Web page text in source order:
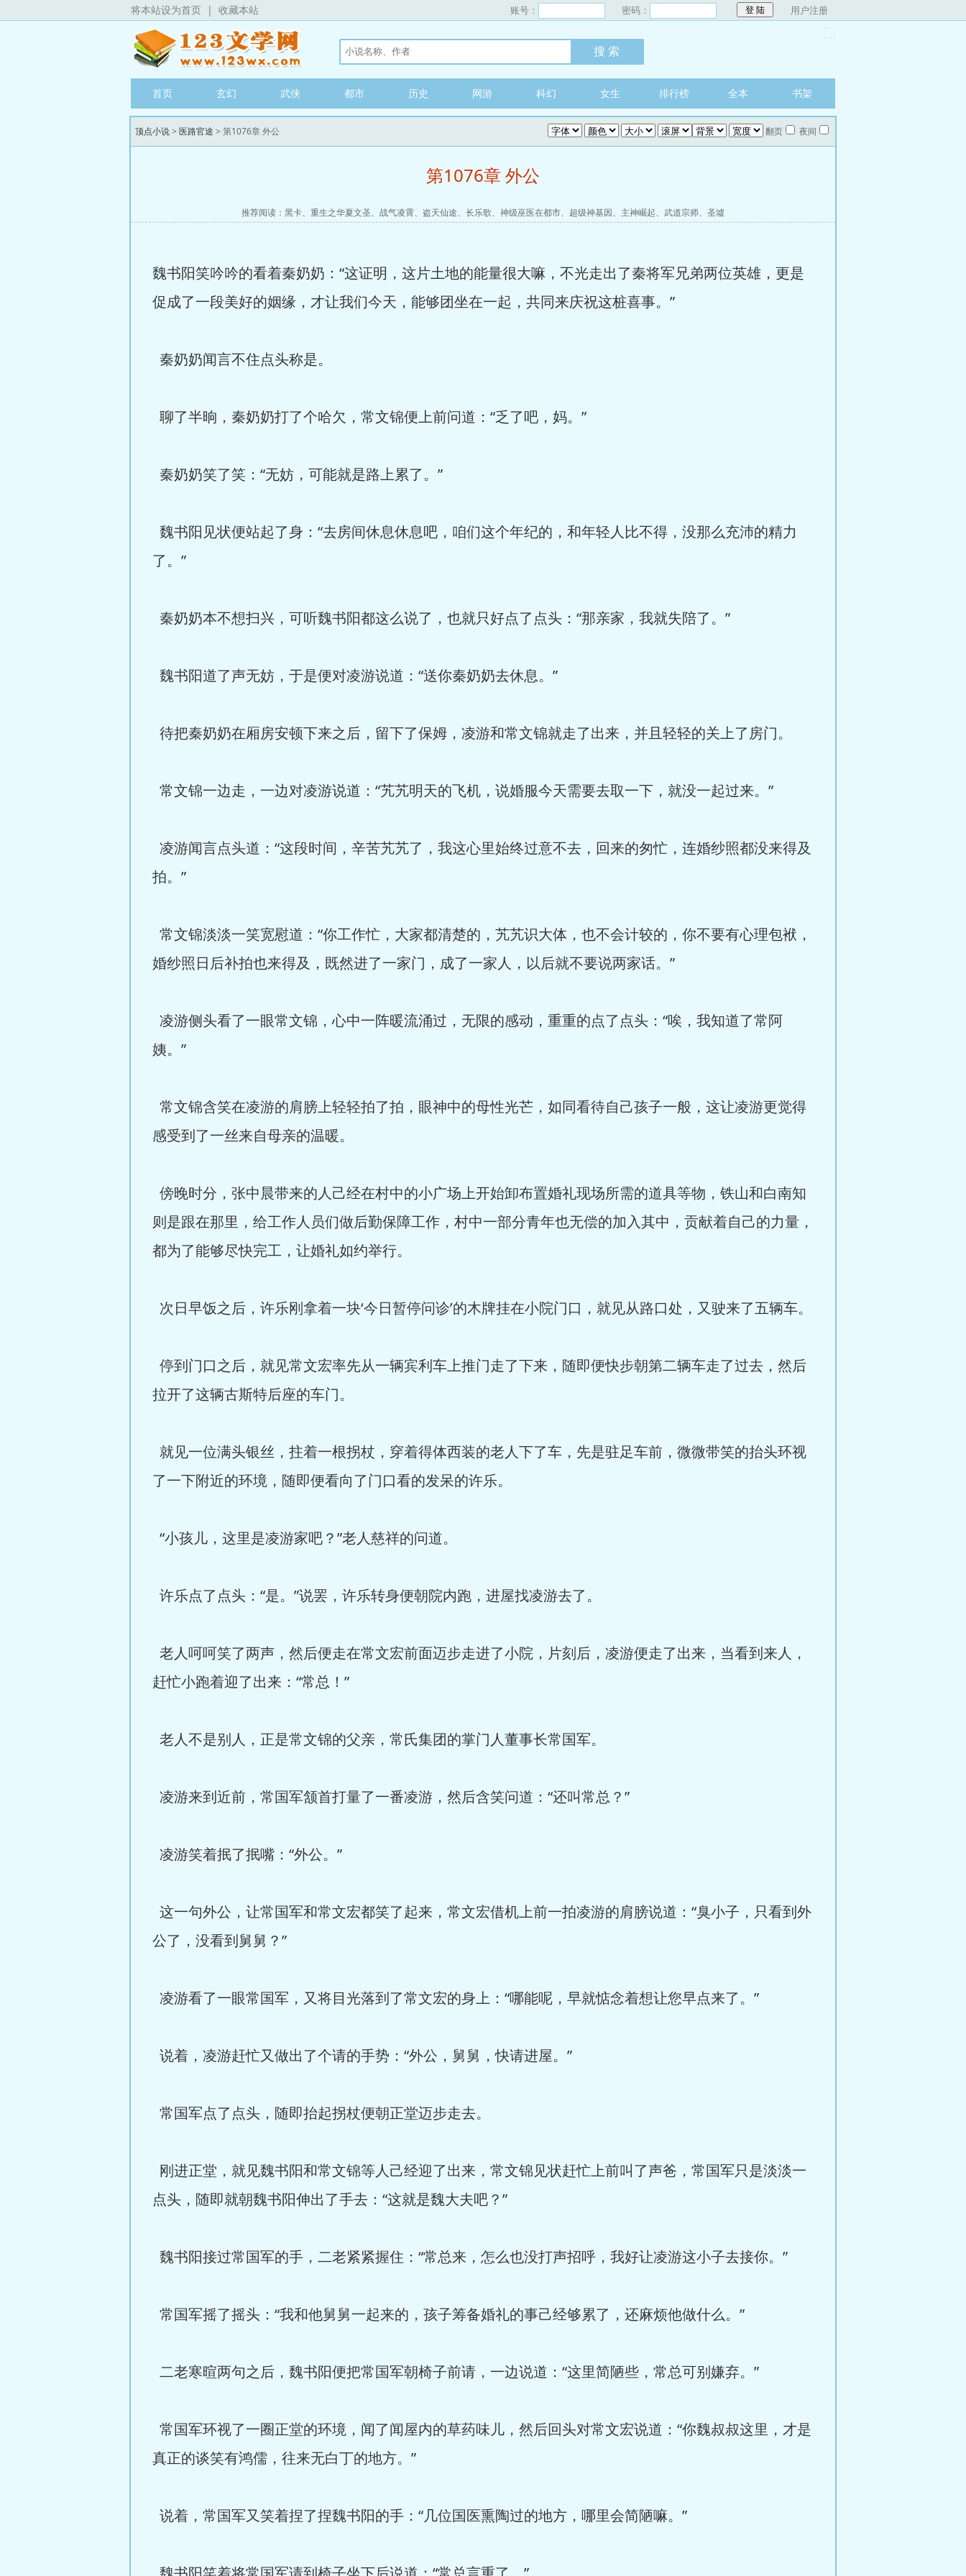
将本站设为首页 | 收藏本站 账号： 密码： 用户注册
首页 玄幻 武侠 都市 历史 网游 科幻 女生 排行榜 全本 书架
顶点小说> 医路官途 > 第1076章 外公 翻页 夜间
第1076章 外公
推荐阅读： 黑卡、 重生之华夏文圣、 战气凌霄、 盗天仙途、 长乐歌、 神级巫医在都市、 超级神基因、 主神崛起、 武道宗师、 圣墟
魏书阳笑吟吟的看着秦奶奶：“这证明，这片土地的能量很大嘛，不光走出了秦将军兄弟两位英雄，更是
促成了一段美好的姻缘，才让我们今天，能够团坐在一起，共同来庆祝这桩喜事。”
秦奶奶闻言不住点头称是。
聊了半晌，秦奶奶打了个哈欠，常文锦便上前问道：“乏了吧，妈。”
秦奶奶笑了笑：“无妨，可能就是路上累了。”
魏书阳见状便站起了身：“去房间休息休息吧，咱们这个年纪的，和年轻人比不得，没那么充沛的精力
了。”
秦奶奶本不想扫兴，可听魏书阳都这么说了，也就只好点了点头：“那亲家，我就失陪了。”
魏书阳道了声无妨，于是便对凌游说道：“送你秦奶奶去休息。”
待把秦奶奶在厢房安顿下来之后，留下了保姆，凌游和常文锦就走了出来，并且轻轻的关上了房门。
常文锦一边走，一边对凌游说道：“艽艽明天的飞机，说婚服今天需要去取一下，就没一起过来。”
凌游闻言点头道：“这段时间，辛苦艽艽了，我这心里始终过意不去，回来的匆忙，连婚纱照都没来得及
拍。”
常文锦淡淡一笑宽慰道：“你工作忙，大家都清楚的，艽艽识大体，也不会计较的，你不要有心理包袱，
婚纱照日后补拍也来得及，既然进了一家门，成了一家人，以后就不要说两家话。”
凌游侧头看了一眼常文锦，心中一阵暖流涌过，无限的感动，重重的点了点头：“唉，我知道了常阿
姨。”
常文锦含笑在凌游的肩膀上轻轻拍了拍，眼神中的母性光芒，如同看待自己孩子一般，这让凌游更觉得
感受到了一丝来自母亲的温暖。
傍晚时分，张中晨带来的人己经在村中的小广场上开始卸布置婚礼现场所需的道具等物，铁山和白南知
则是跟在那里，给工作人员们做后勤保障工作，村中一部分青年也无偿的加入其中，贡献着自己的力量，
都为了能够尽快完工，让婚礼如约举行。
次日早饭之后，许乐刚拿着一块‘今日暂停问诊’的木牌挂在小院门口，就见从路口处，又驶来了五辆车。
停到门口之后，就见常文宏率先从一辆宾利车上推门走了下来，随即便快步朝第二辆车走了过去，然后
拉开了这辆古斯特后座的车门。
就见一位满头银丝，拄着一根拐杖，穿着得体西装的老人下了车，先是驻足车前，微微带笑的抬头环视
了一下附近的环境，随即便看向了门口看的发呆的许乐。
“小孩儿，这里是凌游家吧？”老人慈祥的问道。
许乐点了点头：“是。”说罢，许乐转身便朝院内跑，进屋找凌游去了。
老人呵呵笑了两声，然后便走在常文宏前面迈步走进了小院，片刻后，凌游便走了出来，当看到来人，
赶忙小跑着迎了出来：“常总！”
老人不是别人，正是常文锦的父亲，常氏集团的掌门人董事长常国军。
凌游来到近前，常国军颔首打量了一番凌游，然后含笑问道：“还叫常总？”
凌游笑着抿了抿嘴：“外公。”
这一句外公，让常国军和常文宏都笑了起来，常文宏借机上前一拍凌游的肩膀说道：“臭小子，只看到外
公了，没看到舅舅？”
凌游看了一眼常国军，又将目光落到了常文宏的身上：“哪能呢，早就惦念着想让您早点来了。”
说着，凌游赶忙又做出了个请的手势：“外公，舅舅，快请进屋。”
常国军点了点头，随即抬起拐杖便朝正堂迈步走去。
刚进正堂，就见魏书阳和常文锦等人己经迎了出来，常文锦见状赶忙上前叫了声爸，常国军只是淡淡一
点头，随即就朝魏书阳伸出了手去：“这就是魏大夫吧？”
魏书阳接过常国军的手，二老紧紧握住：“常总来，怎么也没打声招呼，我好让凌游这小子去接你。”
常国军摇了摇头：“我和他舅舅一起来的，孩子筹备婚礼的事己经够累了，还麻烦他做什么。”
二老寒暄两句之后，魏书阳便把常国军朝椅子前请，一边说道：“这里简陋些，常总可别嫌弃。”
常国军环视了一圈正堂的环境，闻了闻屋内的草药味儿，然后回头对常文宏说道：“你魏叔叔这里，才是
真正的谈笑有鸿儒，往来无白丁的地方。”
说着，常国军又笑着捏了捏魏书阳的手：“几位国医熏陶过的地方，哪里会简陋嘛。”